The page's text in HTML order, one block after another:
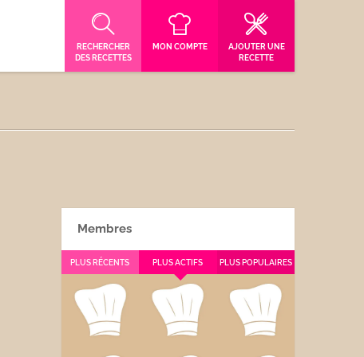
RECHERCHER
DES RECETTES
MON COMPTE
AJOUTER UNE
RECETTE
Membres
PLUS RÉCENTS PLUS ACTIFS PLUS POPULAIRES